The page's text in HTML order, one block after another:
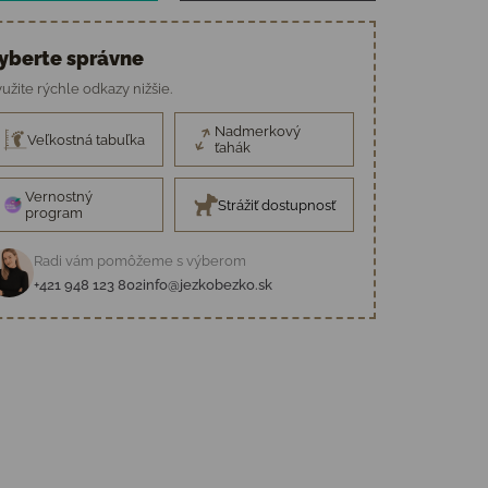
správne
rýchle odkazy nižšie.
Veľkostná tabuľka
Nadmerkový
ťahák
Vernostný
program
Strážiť dostupnosť
Radi vám pomôžeme s výberom
+421 948 123 802info@jezkobezko.sk